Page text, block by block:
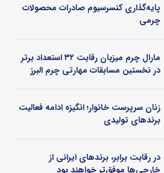
پایه‌گذاری کنسرسیوم صادرات محصولات
چرمی
مارال چرم میزبان رقابت ۳۲ استعداد برتر
در نخستین مسابقات مهارتی چرم البرز
زنان سرپرست خانوار؛ انگیزه ادامه فعالیت
برندهای تولیدی
در رقابت برابر، برندهای ایرانی از
خارجی‌ها موفق‌تر خواهند بود